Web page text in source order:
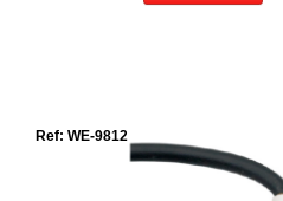
Ref: WE-9812